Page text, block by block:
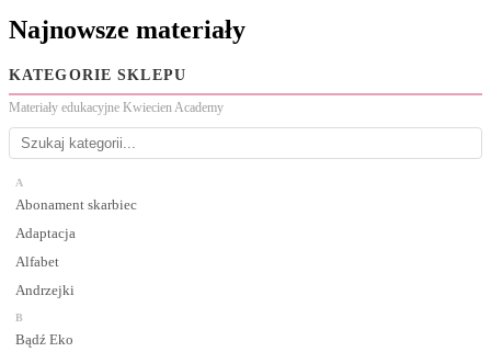
Najnowsze materiały
KATEGORIE SKLEPU
Materiały edukacyjne Kwiecien Academy
A
Abonament skarbiec
Adaptacja
Alfabet
Andrzejki
B
Bądź Eko